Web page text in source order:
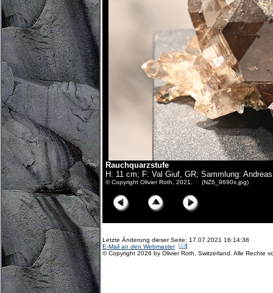
Rauchquarzstufe
H: 11 cm; F: Val Giuf, GR; Sammlung:
© Copyright Olivier Roth, 2021. (NZ6_9690x.jpg)
Letzte Änderung dieser Seite: 17.07.2021 16:14:38
E-Mail an den Webmaster
© Copyright 2026 by Olivier Roth, Switzerland. Alle Rechte